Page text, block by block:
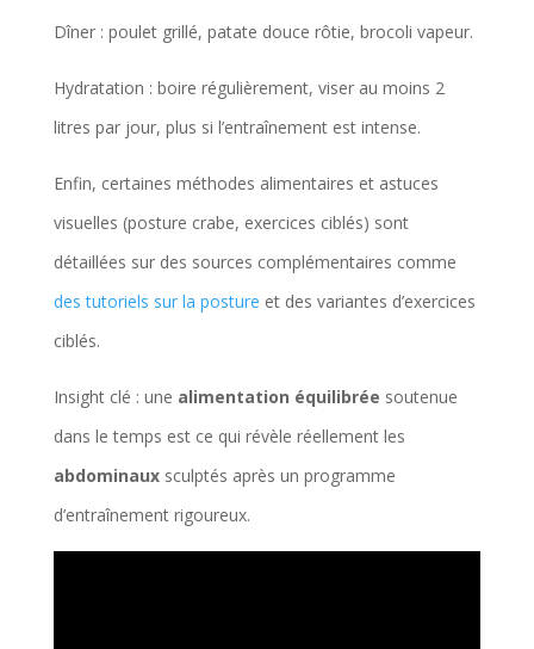
Dîner : poulet grillé, patate douce rôtie, brocoli vapeur.
Hydratation : boire régulièrement, viser au moins 2
litres par jour, plus si l’entraînement est intense.
Enfin, certaines méthodes alimentaires et astuces
visuelles (posture crabe, exercices ciblés) sont
détaillées sur des sources complémentaires comme
des tutoriels sur la posture et des variantes d’exercices
ciblés.
Insight clé : une alimentation équilibrée soutenue
dans le temps est ce qui révèle réellement les
abdominauxsculptés après un programme
d’entraînement rigoureux.